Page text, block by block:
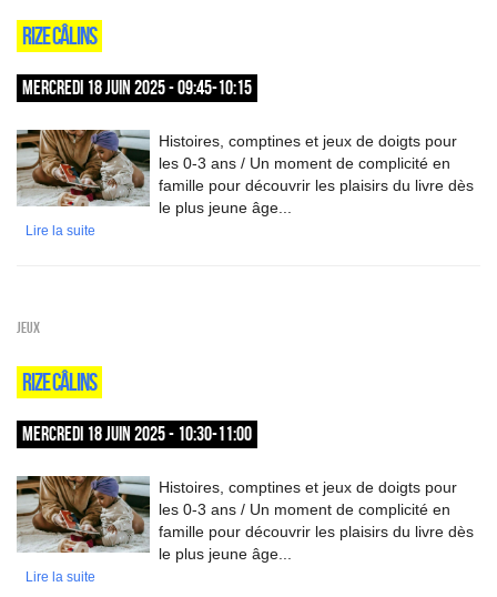
RIZE CÂLINS
MERCREDI 18 JUIN 2025 - 09:45-10:15
Histoires, comptines et jeux de doigts pour
les 0-3 ans / Un moment de complicité en
famille pour découvrir les plaisirs du livre dès
le plus jeune âge...
Lire la suite
Jeux
RIZE CÂLINS
MERCREDI 18 JUIN 2025 - 10:30-11:00
Histoires, comptines et jeux de doigts pour
les 0-3 ans / Un moment de complicité en
famille pour découvrir les plaisirs du livre dès
le plus jeune âge...
Lire la suite